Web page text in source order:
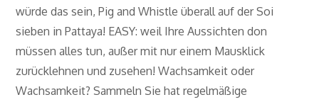
würde das sein, Pig and Whistle überall auf der Soi
sieben in Pattaya! EASY: weil Ihre Aussichten don
müssen alles tun, außer mit nur einem Mausklick
zurücklehnen und zusehen! Wachsamkeit oder
Wachsamkeit? Sammeln Sie hat regelmäßige